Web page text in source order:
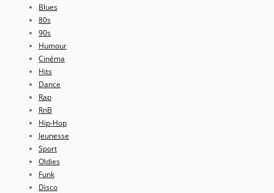
Blues
80s
90s
Humour
Cinéma
Hits
Dance
Rap
RnB
Hip-Hop
Jeunesse
Sport
Oldies
Funk
Disco